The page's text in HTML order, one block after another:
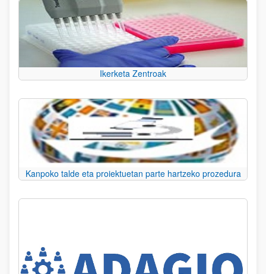
Ikerketa Zentroak
Kanpoko talde eta proiektuetan parte hartzeko prozedura